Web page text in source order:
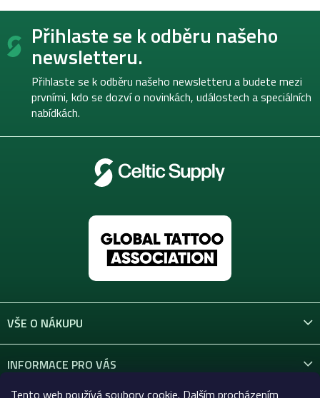
Tento web používá soubory cookie. Dalším procházením
Z
Přihlaste se k odběru našeho
newsletteru.
Přihlaste se k odběru našeho newsletteru a budete mezi
prvními, kdo se dozví o novinkách, událostech a speciálních
nabídkách.
VŠE O NÁKUPU
INFORMACE PRO VÁS